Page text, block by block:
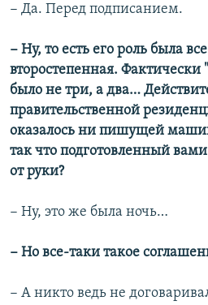
− Да. Перед подписанием.
− Ну, то есть его роль была
второстепенная. Фактически
было не три, а два…
правительственной
оказалось ни пишущей
так что подготовленный
от руки?
− Ну, это же была ночь…
− Но все-таки такое
− А никто ведь не